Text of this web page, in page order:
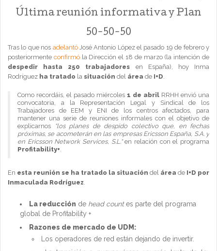
Última reunión informativa y Plan
50-50-50
Tras lo que nos adelantóJosé Antonio López el pasado 19 de febrero y
posteriormente confirmóla Dirección el 18 de marzo (la intención de
despedir hasta 250 trabajadores en España), hoy Inma
Rodríguez ha tratado la situación del área de I+D.
Como recordáis, el pasado miércoles 1 de abril RRHH envió una
convocatoria, a la Representación Legal y Sindical de los
Trabajadores de EEM y ENI de los centros afectados, para
mantener una serie de reuniones informales con el objetivo de
explicarnos
“los planes de despido colectivo que, en fechas
próximas, se acometerán en las empresas Ericsson España, S.A. y
en Ericsson Network Services, S.L.“en relación con el programa
Profitability+.
En esta reunión se ha tratado la situación del área de I+D por
Inmaculada Rodríguez.
La reducción de head countes parte del programa
global de Profitability +
Razones de mercado de UDM:
Los operadores de red están dejando de invertir.